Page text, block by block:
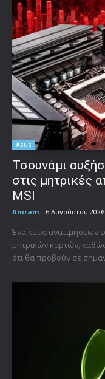
Asus
Τσουνάμι
στις μητρικές
MSI
Aniram - 6 Αυγούστου 2026
Ένα κύμα ανατιμήσεων
μητρικών καρτών, καθώς
ότι θα προβούν σε